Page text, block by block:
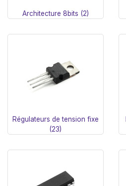
Architecture 8bits (2)
Régulateurs de tension fixe
(23)